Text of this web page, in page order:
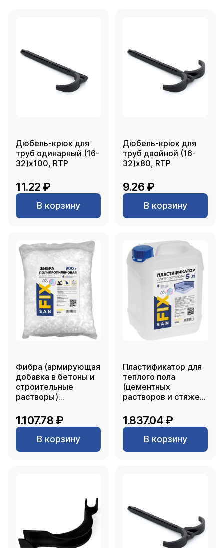
Дюбель-крюк для
труб одинарный (16-
32)х100, RTP
11.22 ₽
В корзину
Дюбель-крюк для
труб двойной (16-
32)х80, RTP
9.26 ₽
В корзину
Фибра (армирующая
добавка в бетоны и
строительные
растворы)
900 г., SANFIX
1.107.78 ₽
В корзину
Пластификатор для
теплого пола
(цементных
растворов и стяжек)
1.837.04 ₽
В корзину